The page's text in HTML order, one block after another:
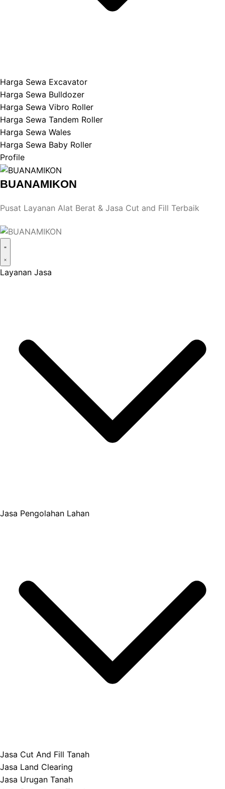
Harga Sewa Excavator
Harga Sewa Bulldozer
Harga Sewa Vibro Roller
Harga Sewa Tandem Roller
Harga Sewa Wales
Harga Sewa Baby Roller
Profile
BUANAMIKON
Pusat Layanan Alat Berat & Jasa Cut and Fill Terbaik
Layanan Jasa
Jasa Pengolahan Lahan
Jasa Cut And Fill Tanah
Jasa Land Clearing
Jasa Urugan Tanah